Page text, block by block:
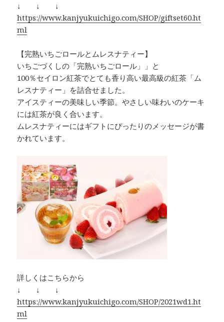
↓ ↓ ↓
https://www.kanjyukuichigo.com/SHOP/giftset60.ht
ml
【完熟いちごロールとムレスナティー】
いちごづくしの「完熟いちごロール」」と
100％セイロン紅茶でとても香り高い最高級の紅茶「ム
レスナティー」を詰合せました。
アイスティーの美味しい季節。やさしい味わいのケーキ
には紅茶が良く合います。
ムレスナティーにはギフトにぴったりのメッセージが書
かれています。
詳しくはこちらから
↓ ↓ ↓
https://www.kanjyukuichigo.com/SHOP/2021wd1.ht
ml